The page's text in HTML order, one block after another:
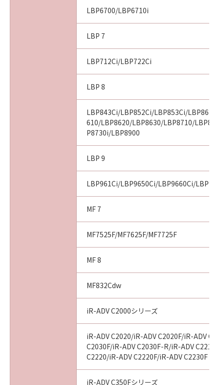
LBP6700/LBP6710i
LBP 7
LBP712Ci/LBP722Ci
LBP 8
LBP843Ci/LBP852Ci/LBP853Ci/
610/LBP8620/LBP8630/LBP8710/
P8730i/LBP8900
LBP 9
LBP961Ci/LBP9650Ci/LBP9660Ci/
MF 7
MF7525F/MF7625F/MF7725F
MF 8
MF832Cdw
iR-ADV C2000シリーズ
iR-ADV C2020/iR-ADV C2020F/iR-ADV
C2030F/iR-ADV C2030F-R/iR-ADV
C2220/iR-ADV C2220F/iR-ADV C2230F
iR-ADV C350Fシリーズ